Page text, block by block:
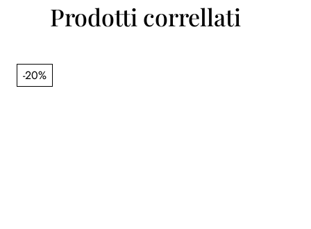
Prodotti correllati
-20%